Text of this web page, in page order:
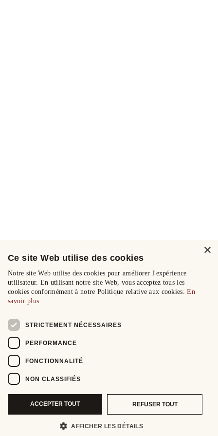
×
Ce site Web utilise des cookies
Notre site Web utilise des cookies pour améliorer l'expérience
utilisateur. En utilisant notre site Web, vous acceptez tous les
cookies conformément à notre Politique relative aux cookies.En
savoir plus
STRICTEMENT NÉCESSAIRES
PERFORMANCE
FONCTIONNALITÉ
NON CLASSIFIÉS
ACCEPTER TOUT REFUSER TOUT
AFFICHER LES DÉTAILS